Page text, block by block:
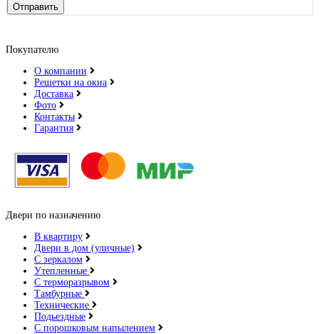
Отправить
Покупателю
О компании
Решетки на окна
Доставка
Фото
Контакты
Гарантия
Двери по назначению
В квартиру
Двери в дом (уличные)
С зеркалом
Утепленные
С терморазрывом
Тамбурные
Технические
Подьездные
С порошковым напылением